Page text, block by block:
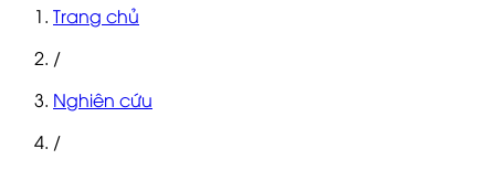
Trang chủ
/
Nghiên cứu
/